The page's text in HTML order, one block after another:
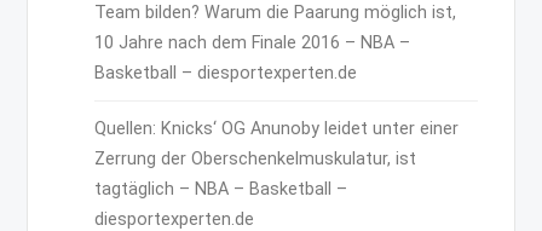
Team bilden? Warum die Paarung möglich ist,
10 Jahre nach dem Finale 2016 – NBA –
Basketball – diesportexperten.de
Quellen: Knicks‘ OG Anunoby leidet unter einer
Zerrung der Oberschenkelmuskulatur, ist
tagtäglich – NBA – Basketball –
diesportexperten.de